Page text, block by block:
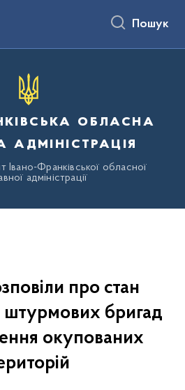
Пошук
обласна
адміністрація
Івано-Франківської обласної
адміністрації
про стан
бригад
окупованих